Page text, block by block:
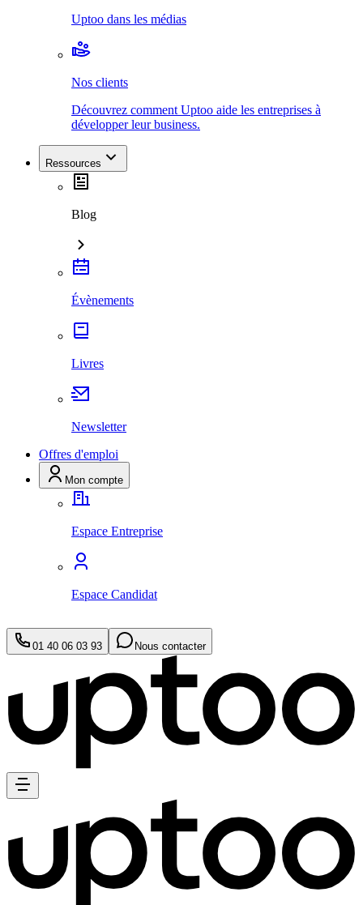
Uptoo dans les médias
Nos clients
Découvrez comment Uptoo aide les entreprises à
développer leur business.
Ressources
Blog
Évènements
Livres
Newsletter
Offres d'emploi
Mon compte
Espace Entreprise
Espace Candidat
01 40 06 03 93 Nous contacter